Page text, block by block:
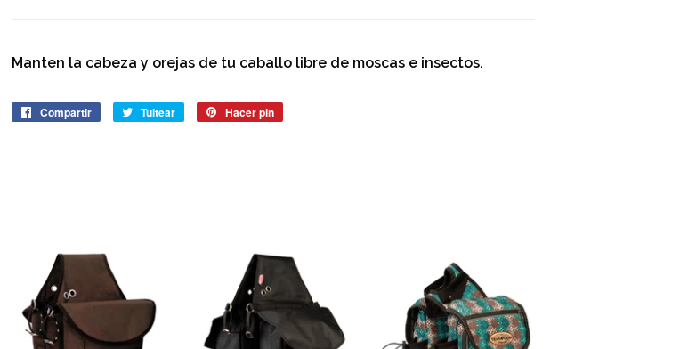
Manten la cabeza y orejas de tu caballo libre de moscas e insectos.
Compartir
CompartirTuitear
Tuitear Hacer pin